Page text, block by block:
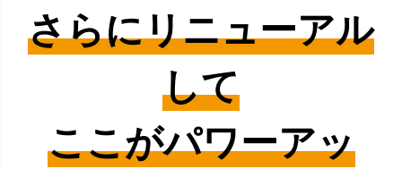
さらにリニューアル
して
ここがパワーアッ